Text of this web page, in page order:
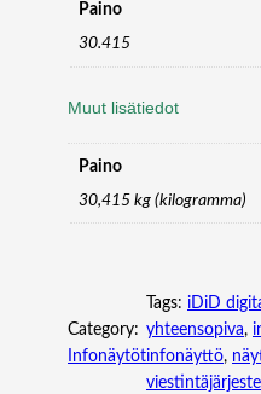
Paino
30.415
Muut lisätiedot
Paino
30,415 kg (kilogramma)
Category:
Infonäytöt
Tags: iDiD
yhteensopiva,
infonäyttö,